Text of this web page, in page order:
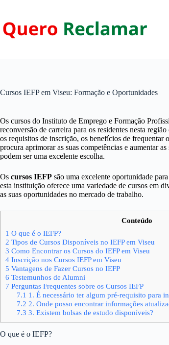
conteúdo
Cursos IEFP em Viseu: Formação e Oportunidades
Os cursos do Instituto de Emprego e Formação
reconversão de carreira para os residentes nesta
os requisitos de inscrição, os benefícios de frequentar
procura aprimorar as suas competências e aumentar
podem ser uma excelente escolha.
Os cursos IEFP são uma excelente oportunidade
esta instituição oferece uma variedade de cursos em
as suas oportunidades no mercado de trabalho.
Conteúdo
1 O que é o IEFP?
2 Tipos de Cursos Disponíveis no IEFP em Viseu
3 Como Encontrar os Cursos do IEFP em Viseu
4 Inscrição nos Cursos IEFP em Viseu
5 Vantagens de Fazer Cursos no IEFP
6 Testemunhos de Alumni
7 Perguntas Frequentes sobre os Cursos IEFP
7.1 1. É necessário ter algum pré-requisito para
7.2 2. Onde posso encontrar informações
7.3 3. Existem bolsas de estudo disponíveis?
O que é o IEFP?